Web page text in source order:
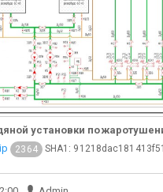
установки
2364 SHA1: